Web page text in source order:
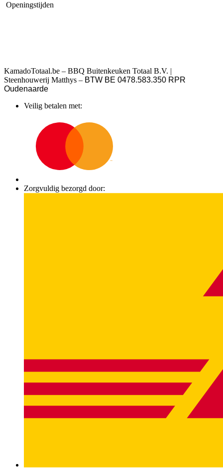
Openingstijden
KamadoTotaal.be – BBQ Buitenkeuken Totaal B.V. |
Steenhouwerij Matthys – BTW BE 0478.583.350 RPR
Oudenaarde
Veilig betalen met:
Zorgvuldig bezorgd door: